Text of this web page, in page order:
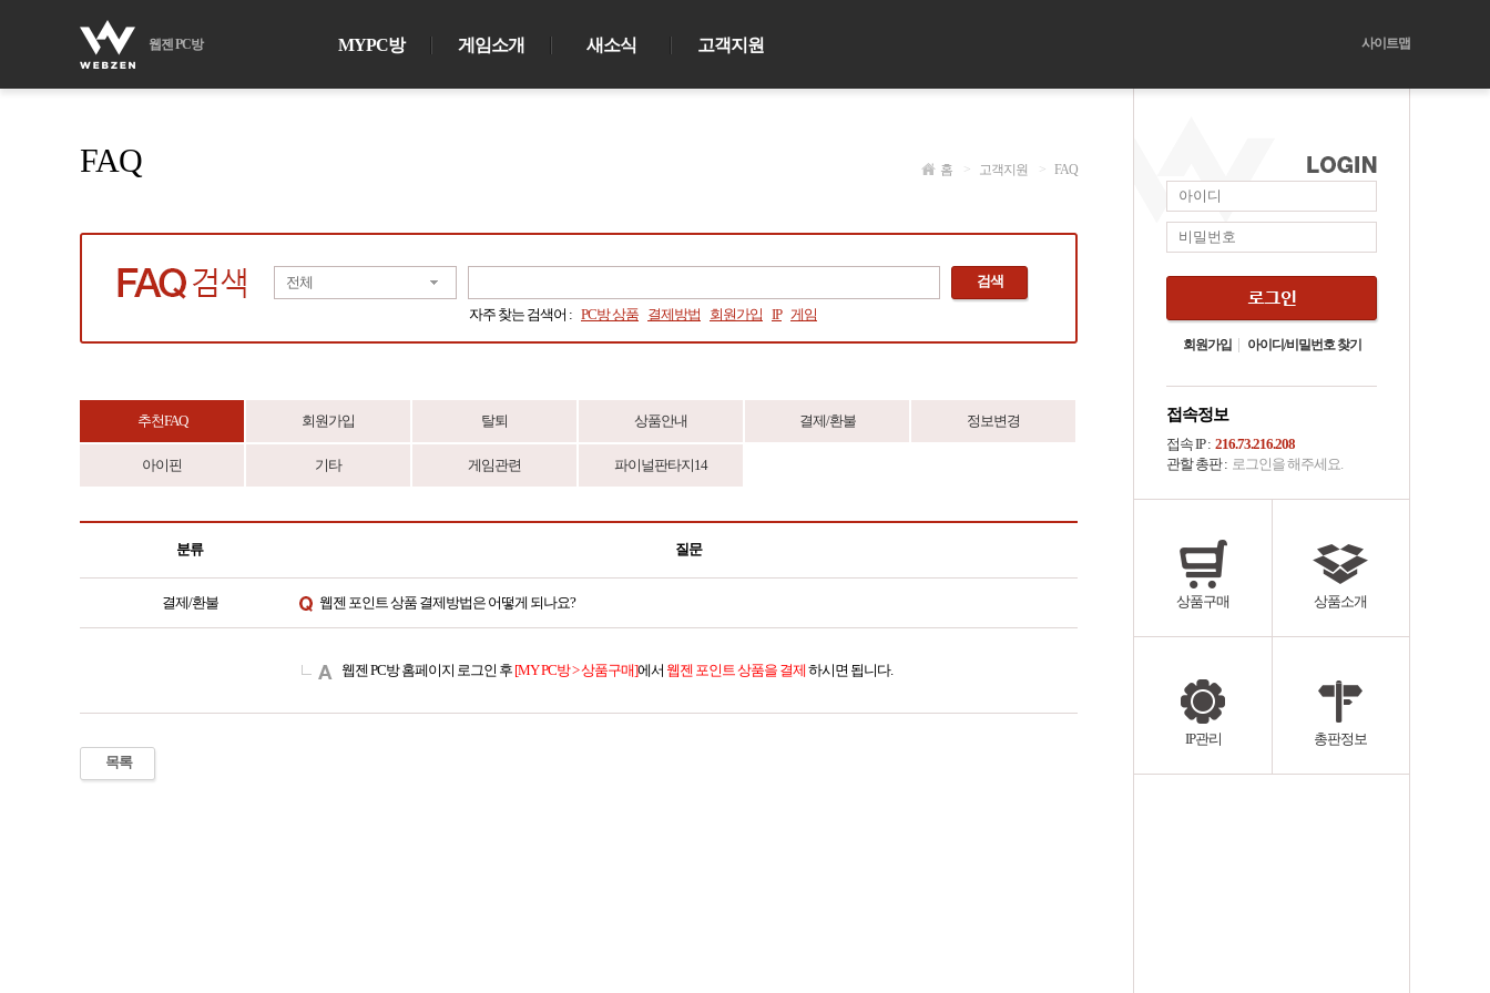
웹젠 PC방 MYPC방 게임소개 새소식 고객지원 사이트맵
FAQ 홈 > 고객지원 > FAQ
전체
검색
자주 찾는 검색어 : PC방 상품 결제방법 회원가입 IP 게임
추천FAQ 회원가입 탈퇴 상품안내 결제/환불 정보변경
아이핀 기타 게임관련 파이널판타지14
분류 질문
결제/환불 웹젠 포인트 상품 결제방법은 어떻게 되나요?
웹젠 PC방 홈페이지 로그인 후 [MY PC방 > 상품구매]에서 웹젠 포인트 상품을 결제 하시면 됩니다.
목록
회원가입 아이디/비밀번호 찾기
접속정보
접속 IP : 216.73.216.208
관할 총판 : 로그인을 해주세요.
상품구매 상품소개
IP관리 총판정보